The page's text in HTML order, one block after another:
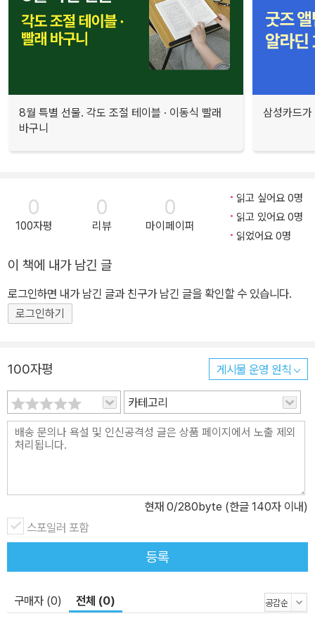
8월 특별 선물. 각도 조절 테이블 · 이동식 빨래
바구니
삼성카드
0
100자평
0
리뷰
0
마이페이퍼
읽고 싶어요 0명
읽고 있어요 0명
읽었어요 0명
이 책에 내가 남긴 글
로그인하면 내가 남긴 글과 친구가 남긴 글을 확인할 수 있습니다.
로그인하기
100자평 게시물 운영 원칙
카테고리
현재 0/280byte (한글 140자 이내)
스포일러 포함
등록
구매자 (0) 전체 (0)